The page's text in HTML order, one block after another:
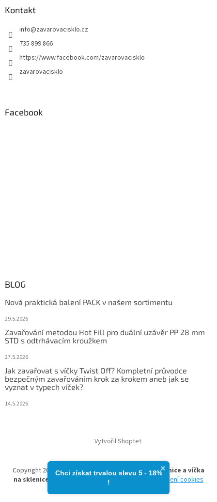
Kontakt
info@zavarovacisklo.cz
735 899 866
https://www.facebook.com/zavarovacisklo
zavarovacisklo
Facebook
BLOG
Nová praktická balení PACK v našem sortimentu
29.5.2026
Zavařování metodou Hot Fill pro duální uzávěr PP 28 mm
STD s odtrhávacím kroužkem
27.5.2026
Jak zavařovat s víčky Twist Off? Kompletní průvodce
bezpečným zavařováním krok za krokem aneb jak se
vyznat v typech víček?
14.5.2026
Vytvořil Shoptet
Copyright 2026zavarovacisklo.cz | Zavařovací sklenice a víčka
na sklenice
. Všechna práva vyhrazena. Upravit nastavení cookies
×
Chci získat trvalou slevu 5 - 18%​
!